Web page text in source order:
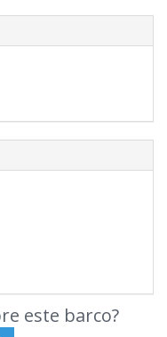
este barco?